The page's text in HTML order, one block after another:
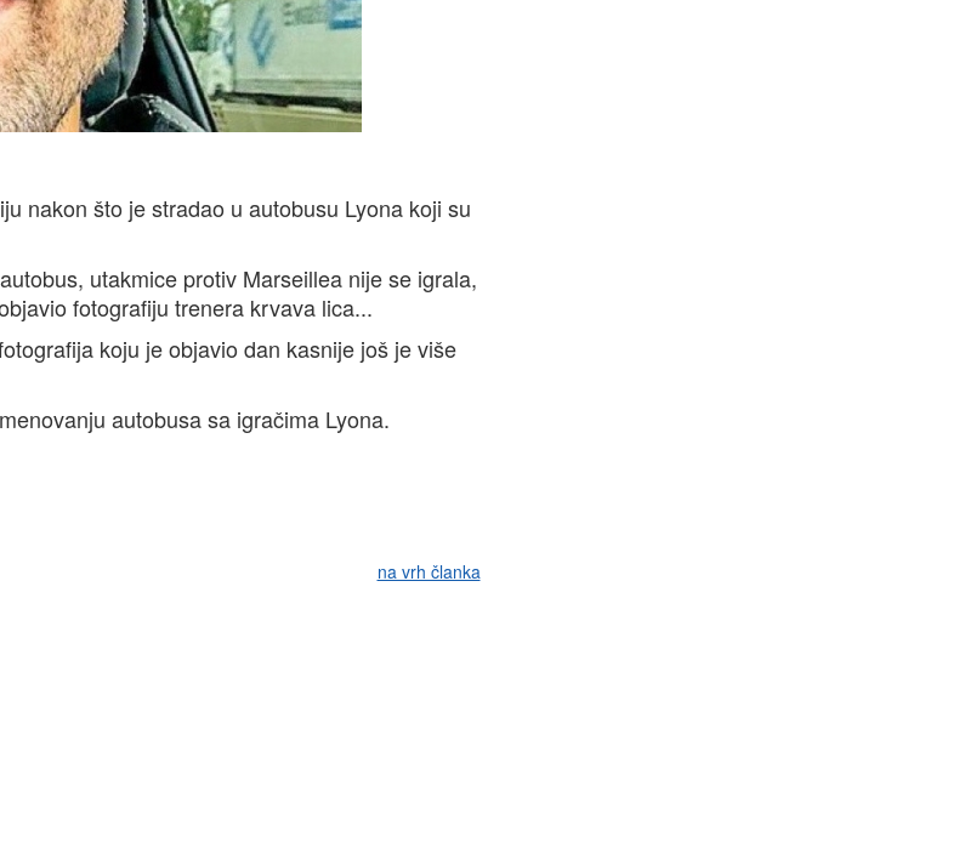
nakon što je stradao u autobusu Lyona koji su
utakmice protiv Marseillea nije se igrala,
fotografiju trenera krvava lica...
koju je objavio dan kasnije još je više
autobusa sa igračima Lyona.
na vrh članka